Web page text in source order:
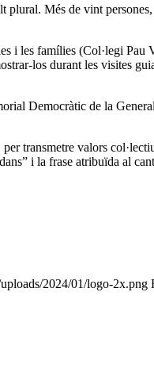
Més de vint
i les famílies (Col·legi
los durant les visites
Democràtic de la
transmetre valors
i la frase atribuïda al
2024/01/logo-2x.png